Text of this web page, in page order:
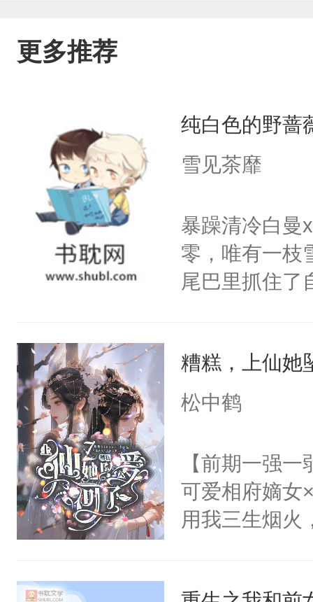
更多推荐
纯白色的野蔷
雪见茶靡
暴躁清冷白曼
零，唯有一枝
尾巴里抓住了
美好爱情，唯
无猜。传统的
放在心里好几
么？”徐薇薇
糟糕，上仙她
松中鹤
【前期一强
可爱相府嫡女
用我三生烟火